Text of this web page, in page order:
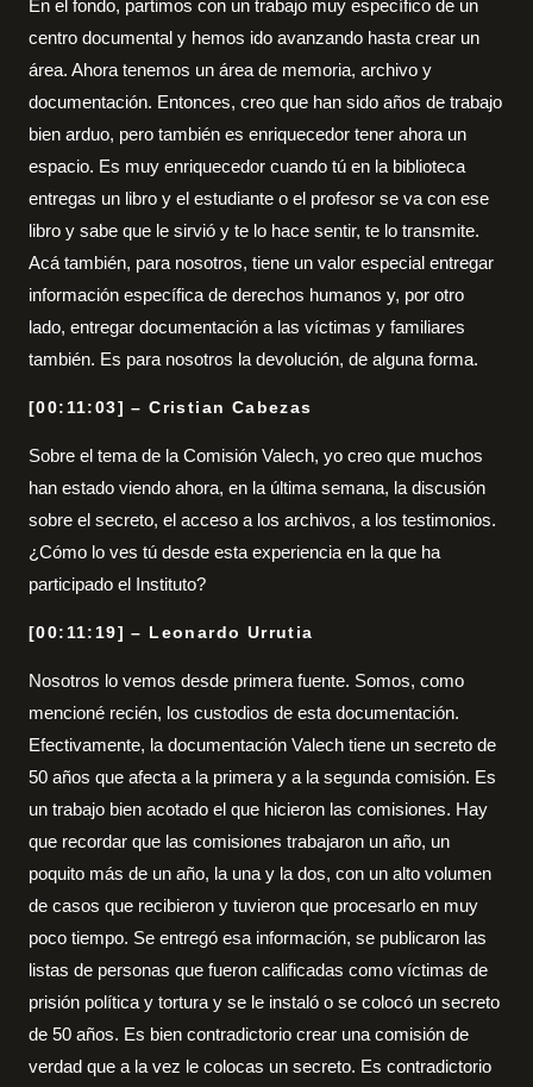
En el fondo, partimos con un trabajo muy específico de un
centro documental y hemos ido avanzando hasta crear un
área. Ahora tenemos un área de memoria, archivo y
documentación. Entonces, creo que han sido años de trabajo
bien arduo, pero también es enriquecedor tener ahora un
espacio. Es muy enriquecedor cuando tú en la biblioteca
entregas un libro y el estudiante o el profesor se va con ese
libro y sabe que le sirvió y te lo hace sentir, te lo transmite.
Acá también, para nosotros, tiene un valor especial entregar
información específica de derechos humanos y, por otro
lado, entregar documentación a las víctimas y familiares
también. Es para nosotros la devolución, de alguna forma.
[00:11:03] – Cristian Cabezas
Sobre el tema de la Comisión Valech, yo creo que muchos
han estado viendo ahora, en la última semana, la discusión
sobre el secreto, el acceso a los archivos, a los testimonios.
¿Cómo lo ves tú desde esta experiencia en la que ha
participado el Instituto?
[00:11:19] – Leonardo Urrutia
Nosotros lo vemos desde primera fuente. Somos, como
mencioné recién, los custodios de esta documentación.
Efectivamente, la documentación Valech tiene un secreto de
50 años que afecta a la primera y a la segunda comisión. Es
un trabajo bien acotado el que hicieron las comisiones. Hay
que recordar que las comisiones trabajaron un año, un
poquito más de un año, la una y la dos, con un alto volumen
de casos que recibieron y tuvieron que procesarlo en muy
poco tiempo. Se entregó esa información, se publicaron las
listas de personas que fueron calificadas como víctimas de
prisión política y tortura y se le instaló o se colocó un secreto
de 50 años. Es bien contradictorio crear una comisión de
verdad que a la vez le colocas un secreto. Es contradictorio